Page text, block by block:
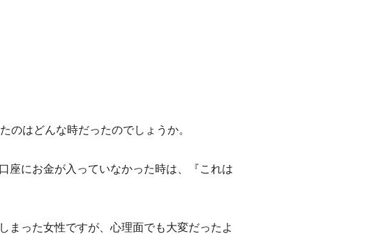
のはどんな時だったのでしょうか。
座にお金が入っていなかった時は、『これは
まった女性ですが、心理面でも大変だったよ